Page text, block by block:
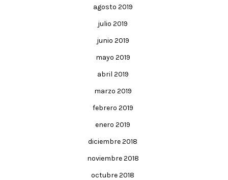
agosto 2019
julio 2019
junio 2019
mayo 2019
abril 2019
marzo 2019
febrero 2019
enero 2019
diciembre 2018
noviembre 2018
octubre 2018